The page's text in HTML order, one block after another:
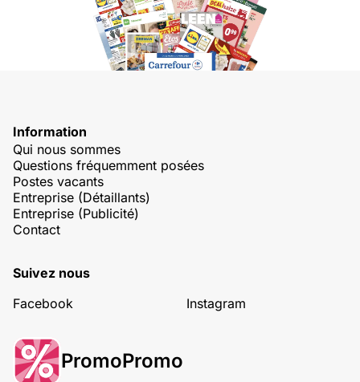
Information
Qui nous sommes
Questions fréquemment posées
Postes vacants
Entreprise (Détaillants)
Entreprise (Publicité)
Contact
Suivez nous
Facebook
Instagram
PromoPromo